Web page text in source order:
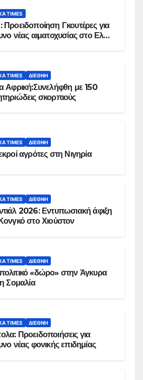
TIMES
Γκουτέρες για
νέας αιματοχυσίας στο Ελ
TIMES ΔΙΕΘΝΉ
Αφρική:Συνελήφθη με 150
σκορπιούς
TIMES ΔΙΕΘΝΉ
αγρότες στη Νιγηρία
TIMES ΔΙΕΘΝΉ
2026: Εντυπωσιακή άφιξη
στο Χιούστον
TIMES ΔΙΕΘΝΉ
«δώρο» στην Άγκυρα
Σομαλία
TIMES ΔΙΕΘΝΉ
Προειδοποιήσεις για
νέας φονικής επιδημίας